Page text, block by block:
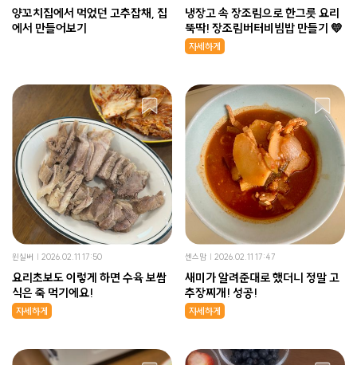
양꼬치집에서 먹었던 고추잡채, 집
에서 만들어보기
냉장고 속 장조림으로 한그릇 요리
뚝딱! 장조림버터비빔밥 만들기 💛
자세하게
윈실버 2026.02.11 17:50
요리초보도 이렇게 하면 수육 보쌈
식은 죽 먹기에요!
자세하게
센스맘 2026.02.11 17:47
새미가 알려준대로 했더니 정말 고
추장찌개! 성공!
자세하게